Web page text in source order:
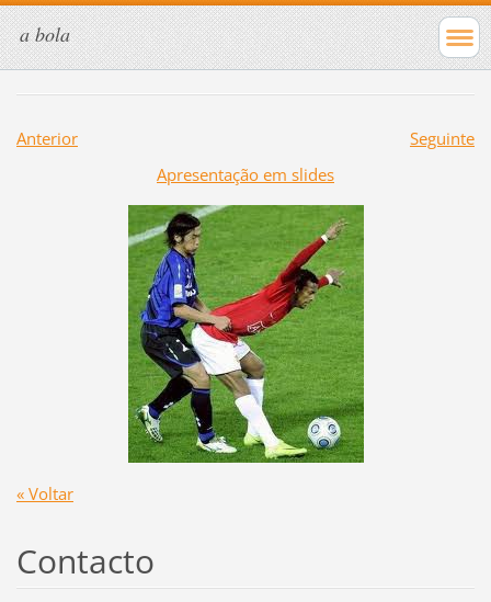
a bola
Anterior
Seguinte
Apresentação em slides
« Voltar
Contacto